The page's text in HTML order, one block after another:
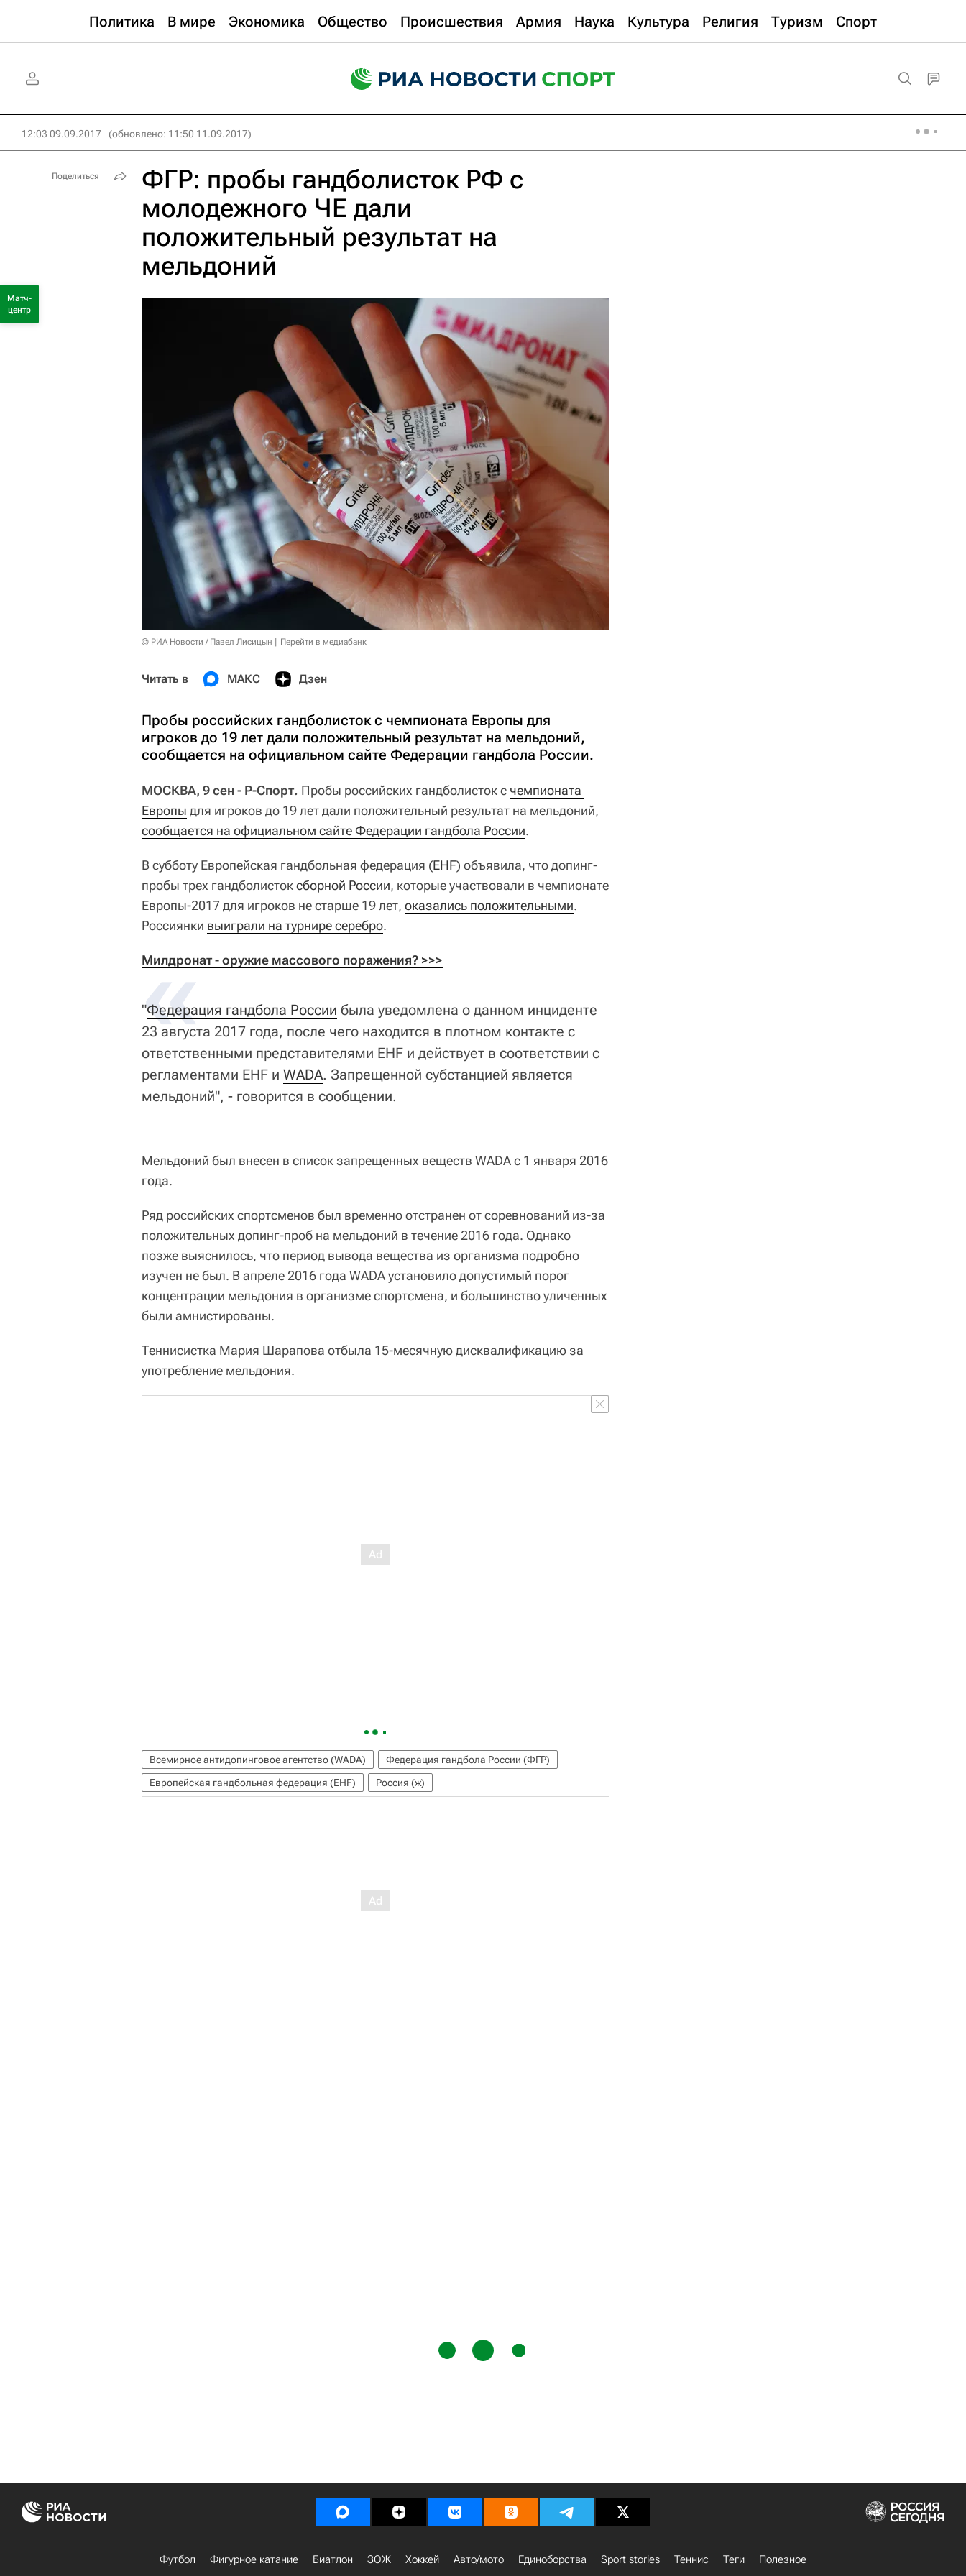
Политика В мире Экономика Общество Происшествия Армия Наука Культура Религия Туризм Спорт
12:03 09.09.2017 (обновлено: 11:50 11.09.2017)
ФГР: пробы гандболисток РФ с
молодежного ЧЕ дали
положительный результат на
мельдоний
© РИА Новости / Павел Лисицын Перейти в медиабанк
Читать в МАКС Дзен
Пробы российских гандболисток с чемпионата Европы для
игроков до 19 лет дали положительный результат на мельдоний,
сообщается на официальном сайте Федерации гандбола России.
МОСКВА, 9 сен - Р-Спорт. Пробы российских гандболисток с чемпионата
Европы для игроков до 19 лет дали положительный результат на мельдоний,
сообщается на официальном сайте Федерации гандбола России.
В субботу Европейская гандбольная федерация (EHF) объявила, что допинг-
пробы трех гандболистоксборной России, которые участвовали в чемпионате
Европы-2017 для игроков не старше 19 лет, оказались положительными.
Россиянки выиграли на турнире серебро.
Милдронат - оружие массового поражения? >>>
"Федерация гандбола России была уведомлена о данном инциденте
23 августа 2017 года, после чего находится в плотном контакте с
ответственными представителями EHF и действует в соответствии с
регламентами EHF и WADA. Запрещенной субстанцией является
мельдоний", - говорится в сообщении.
Мельдоний был внесен в список запрещенных веществ WADA с 1 января 2016
года.
Ряд российских спортсменов был временно отстранен от соревнований из-за
положительных допинг-проб на мельдоний в течение 2016 года. Однако
позже выяснилось, что период вывода вещества из организма подробно
изучен не был. В апреле 2016 года WADA установило допустимый порог
концентрации мельдония в организме спортсмена, и большинство уличенных
были амнистированы.
Теннисистка Мария Шарапова отбыла 15-месячную дисквалификацию за
употребление мельдония.
Всемирное антидопинговое агентство (WADA)
Федерация гандбола России (ФГР)
Европейская гандбольная федерация (EHF)
Россия (ж)
Поделиться
Матч-
центр
Футбол Фигурное катание Биатлон ЗОЖ Хоккей Авто/мото Единоборства Sport stories Теннис Теги Полезное